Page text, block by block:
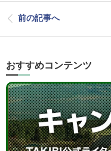
前の記事へ
おすすめコンテンツ